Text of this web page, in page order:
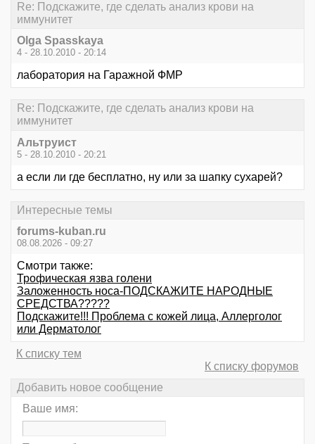
Re: Подскажите, где сделать анализ крови на
иммунитет
Olga Spasskaya
4 - 28.10.2010 - 20:14
лаборатория на Гаражной ФМР
Re: Подскажите, где сделать анализ крови на
иммунитет
Альтруист
5 - 28.10.2010 - 20:21
а если ли где бесплатно, ну или за шапку сухарей?
Интересные темы
forums-kuban.ru
08.08.2026 - 09:27
Смотри также:
Трофическая язва голени
Заложенность носа-ПОДСКАЖИТЕ НАРОДНЫЕ
СРЕДСТВА?????
Подскажите!!! Проблема с кожей лица, Аллерголог
или Дерматолог
К списку тем
К списку форумов
Добавить новое сообщение
Ваше имя: